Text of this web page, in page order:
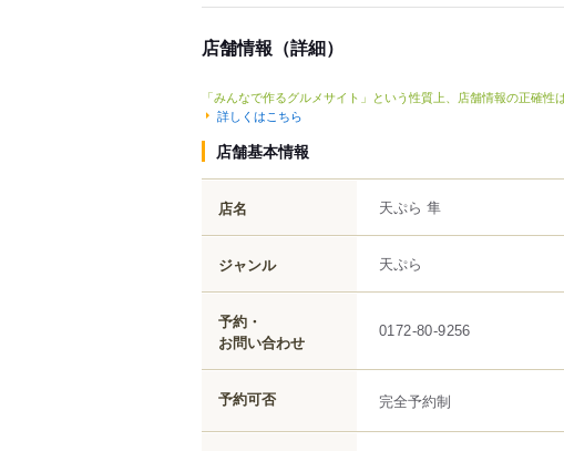
店舗情報（詳細）
「みんなで作るグルメサイト」という性質上、店舗情報の正確
詳しくはこちら
店舗基本情報
店名 天ぷら 隼
ジャンル 天ぷら
予約・
お問い合わせ
0172-80-9256
予約可否 完全予約制